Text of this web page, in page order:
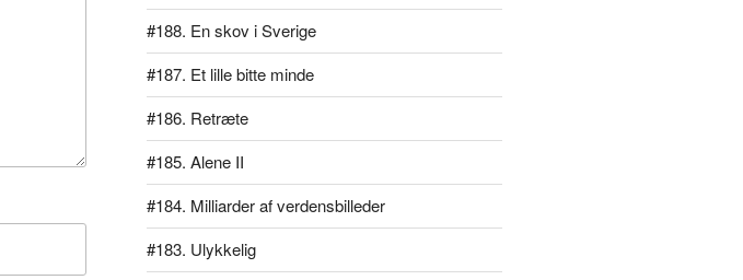
#188. En skov i Sverige
#187. Et lille bitte minde
#186. Retræte
#185. Alene II
#184. Milliarder af verdensbilleder
#183. Ulykkelig